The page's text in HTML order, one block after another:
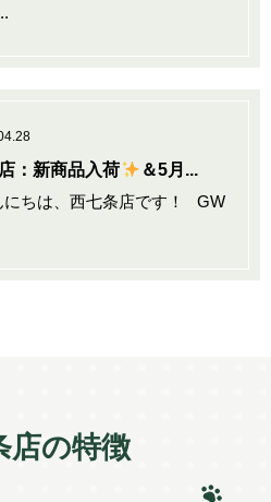
：新商品入荷
＆5月...
にちは、西七条店です！ GW
店の特徴